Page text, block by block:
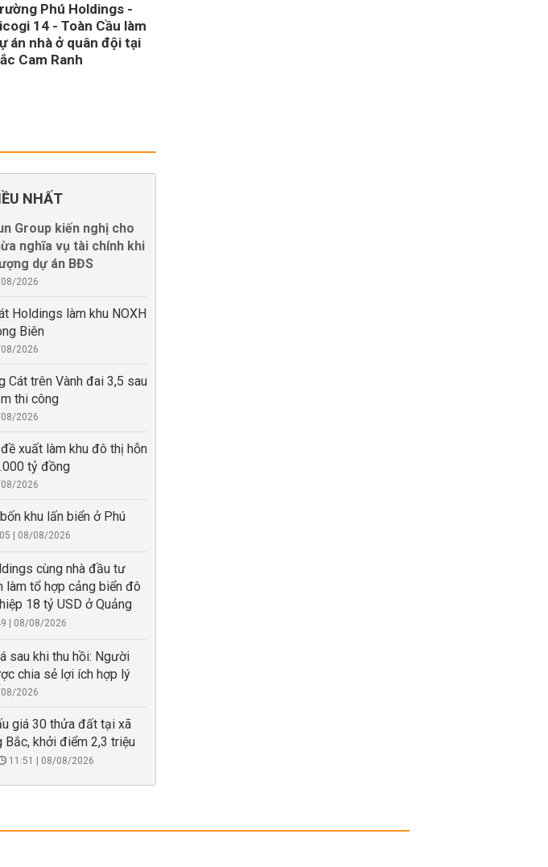
Phú Holdings -
14 - Toàn Cầu làm
án nhà ở quân đội tại
Cam Ranh
NHẤT
Group kiến nghị cho
nghĩa vụ tài chính khi
dự án BĐS
2026
Holdings làm khu NOXH
Biên
2026
Cát trên Vành đai 3,5 sau
thi công
2026
xuất làm khu đô thị hỗn
tỷ đồng
2026
khu lấn biển ở Phú
| 08/08/2026
cùng nhà đầu tư
làm tổ hợp cảng biển đô
18 tỷ USD ở Quảng
| 08/08/2026
sau khi thu hồi: Người
chia sẻ lợi ích hợp lý
2026
giá 30 thửa đất tại xã
Bắc, khởi điểm 2,3 triệu
11:51 | 08/08/2026